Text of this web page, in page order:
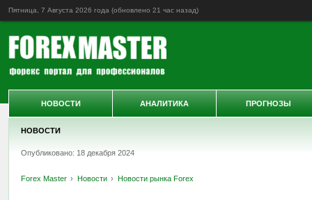
Пятница, 7 Августа 2026 года (обновлено 21 час назад)
НОВОСТИ
Опубликовано: 18 декабря 2024
Forex Master Новости Новости рынка Forex
НОВОСТИ АНАЛИТИКА ПРОГНОЗЫ